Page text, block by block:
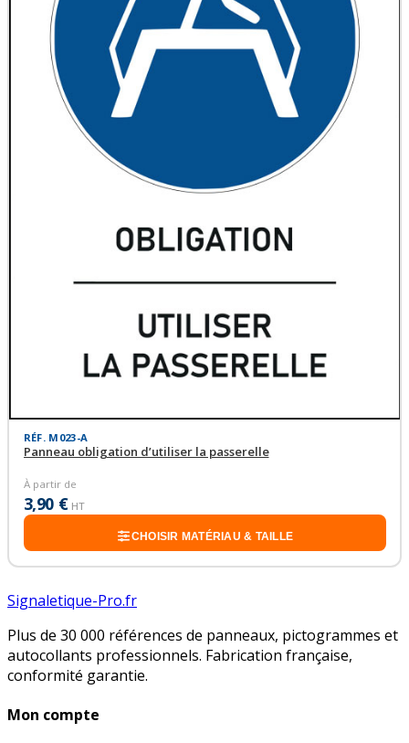
RÉF. M023-A
Panneau obligation d’utiliser la passerelle
À partir de
3,90 € HT
CHOISIR MATÉRIAU & TAILLE
Signaletique-Pro.fr
Plus de 30 000 références de panneaux, pictogrammes et
autocollants professionnels. Fabrication française,
conformité garantie.
Mon compte